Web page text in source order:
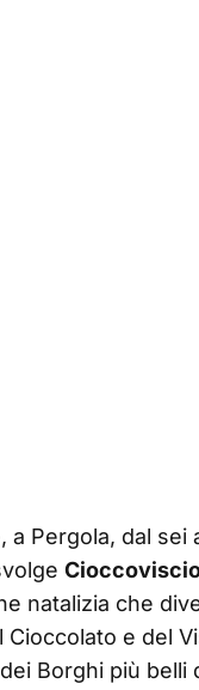
a Pergola, dal sei
natalizia che
Cioccolato e del
Borghi più belli